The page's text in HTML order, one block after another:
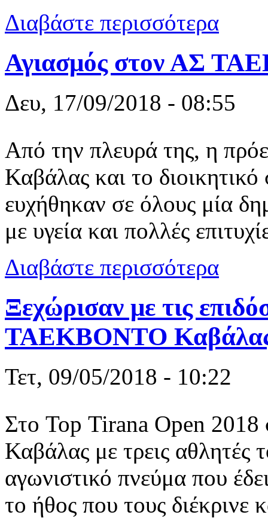
Διαβάστε περισσότερα
Αγιασμός στον ΑΣ
Δευ, 17/09/2018 - 08:55
Από την πλευρά της, η
Καβάλας και το
ευχήθηκαν σε όλους μία
με υγεία και πολλές
Διαβάστε περισσότερα
Ξεχώρισαν με τις
ΤΑΕΚΒΟΝΤΟ Καβάλας
Τετ, 09/05/2018 - 10:22
Στο Top Tirana Open
Καβάλας με τρεις αθλητές
αγωνιστικό πνεύμα που
το ήθος που τους